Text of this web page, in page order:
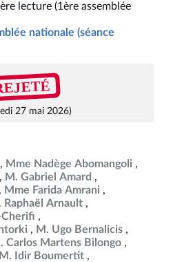
lecture (1ère assemblée
nationale (séance
27 mai 2026)
Mme Nadège Abomangoli
M. Gabriel Amard
Mme Farida Amrani
Raphaël Arnault
Cherifi
M. Ugo Bernalicis
Carlos Martens Bilongo
M. Idir Boumertit